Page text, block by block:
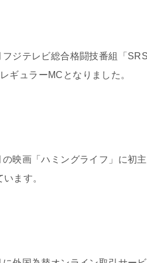
フジテレビ総合格闘技番組「
ギュラーMCとなりました。
の映画「ハミングライフ」に初
ます。